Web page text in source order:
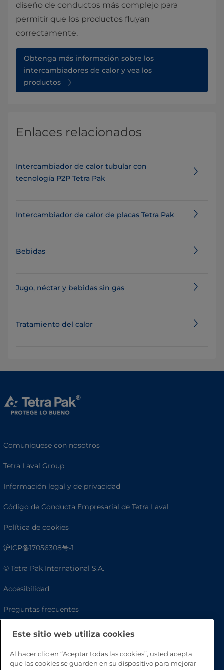
diseño de conductos más complejo para
permitir que los productos fluyan
correctamente.
Obtenga más información sobre los
intercambiadores de calor y vea los
productos
Enlaces relacionados
Intercambiador de calor tubular con
tecnología P2P Tetra Pak
Intercambiador de calor de placas Tetra Pak
Bebidas
Jugo, néctar y bebidas sin gas
Tratamiento del calor
Comuníquese con nosotros
Tetra Laval Group
Información legal y de privacidad
Código de Conducta Empresarial de Tetra Laval
Política de cookies
沪ICP备17056308号-1
© Tetra Pak International S.A.
Accesibilidad
Preguntas frecuentes
Este sitio web utiliza cookies
Al hacer clic en “Aceptar todas las cookies”, usted acepta
que las cookies se guarden en su dispositivo para mejorar